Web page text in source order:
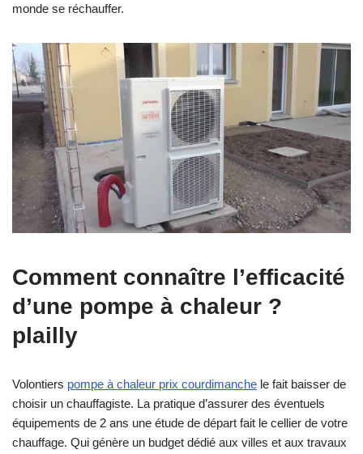
monde se réchauffer.
Comment connaître l’efficacité
d’une pompe à chaleur ?
plailly
Volontiers pompe à chaleur prix courdimanche le fait baisser de
choisir un chauffagiste. La pratique d’assurer des éventuels
équipements de 2 ans une étude de départ fait le cellier de votre
chauffage. Qui génère un budget dédié aux villes et aux travaux